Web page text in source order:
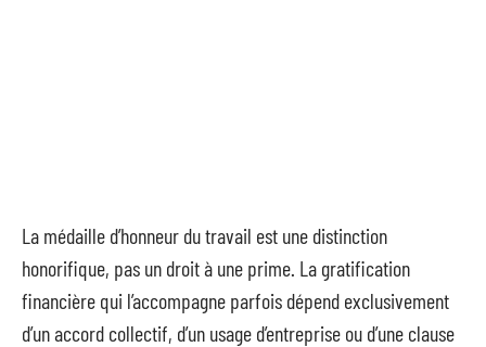
La médaille d’honneur du travail est une distinction
honorifique, pas un droit à une prime. La gratification
financière qui l’accompagne parfois dépend exclusivement
d’un accord collectif, d’un usage d’entreprise ou d’une clause